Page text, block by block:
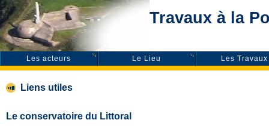
Travaux à la
Les acteurs Le Lieu Les Travaux
Liens utiles
Le conservatoire du Littoral